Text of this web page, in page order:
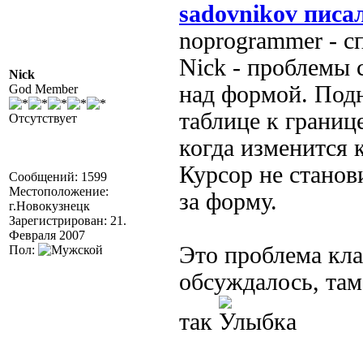
Nick
God Member
Отсутствует
Сообщений: 1599
Местоположение:
г.Новокузнецк
Зарегистрирован: 21.
Февраля 2007
Пол:
sadovnikov
noprogrammer -
Nick - проблемы
над формой.
таблице к
когда
Курсор не
за форму.
Это проблема
обсуждалось,
так